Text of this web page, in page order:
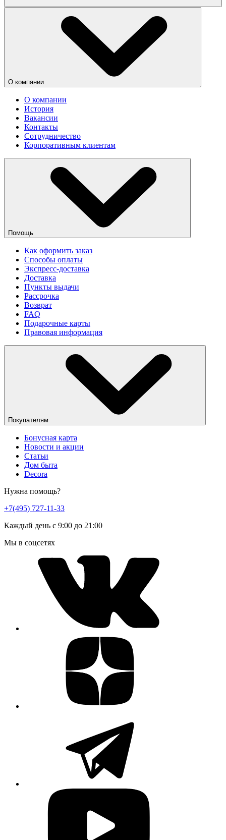
О компании
О компании
История
Вакансии
Контакты
Сотрудничество
Корпоративным клиентам
Помощь
Как оформить заказ
Способы оплаты
Экспресс-доставка
Доставка
Пункты выдачи
Рассрочка
Возврат
FAQ
Подарочные карты
Правовая информация
Покупателям
Бонусная карта
Новости и акции
Статьи
Дом быта
Decora
Нужна помощь?
+7(495) 727-11-33
Каждый день с 9:00 до 21:00
Мы в соцсетях